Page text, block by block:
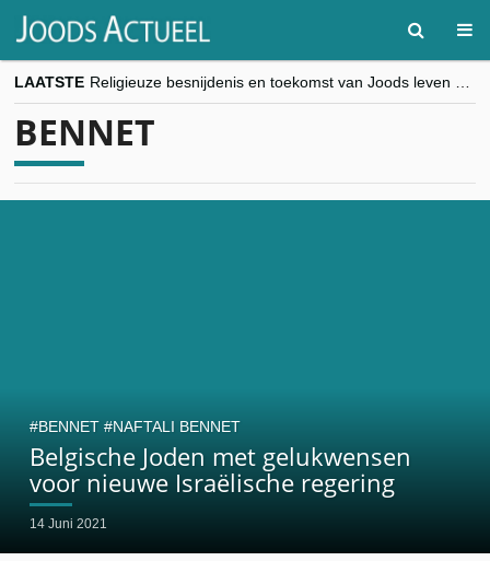
LAATSTE
“Besnijdenisdebat toont hoe moeilijk seculiere Westen minderheden begrijpt”, Jinnih Beels (Vooruit)
BENNET
Belgische Joden met gelukwensen
voor nieuwe Israëlische regering
14 Juni 2021
BENNET NAFTALI BENNET